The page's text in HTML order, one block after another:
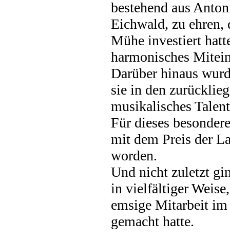
bestehend aus
Eichwald, zu ehren,
Mühe investiert
harmonisches
Darüber hinaus
sie in den
musikalisches
Für dieses
mit dem Preis der
worden.
Und nicht zuletzt
in vielfältiger
emsige Mitarbeit
gemacht hatte.